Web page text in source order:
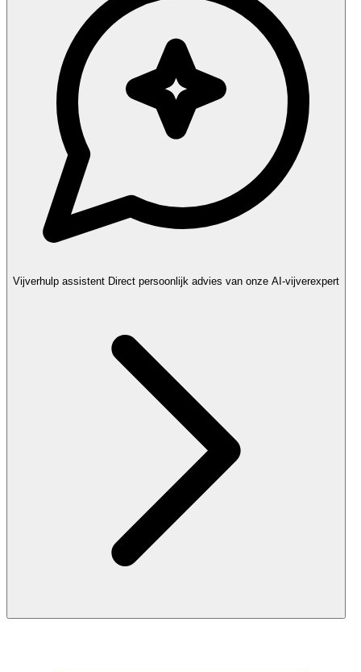
Vijverhulp assistent Direct persoonlijk advies van onze AI-vijverexpert